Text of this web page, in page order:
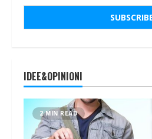
IDEE&OPINIONI
2 MIN READ